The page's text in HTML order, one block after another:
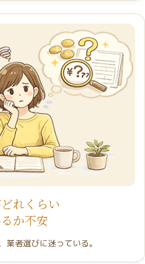
れくらい
か不安
業者選びに迷っている。